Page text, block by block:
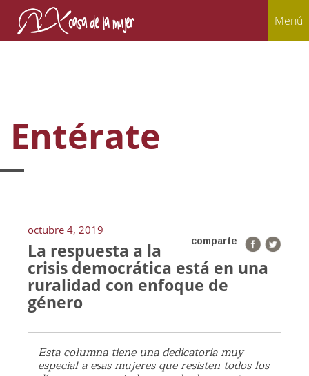
Menú
Entérate
octubre 4, 2019
comparte
La respuesta a la
crisis democrática está en una
ruralidad con enfoque de
género
Esta columna tiene una dedicatoria muy
especial a esas mujeres que resisten todos los